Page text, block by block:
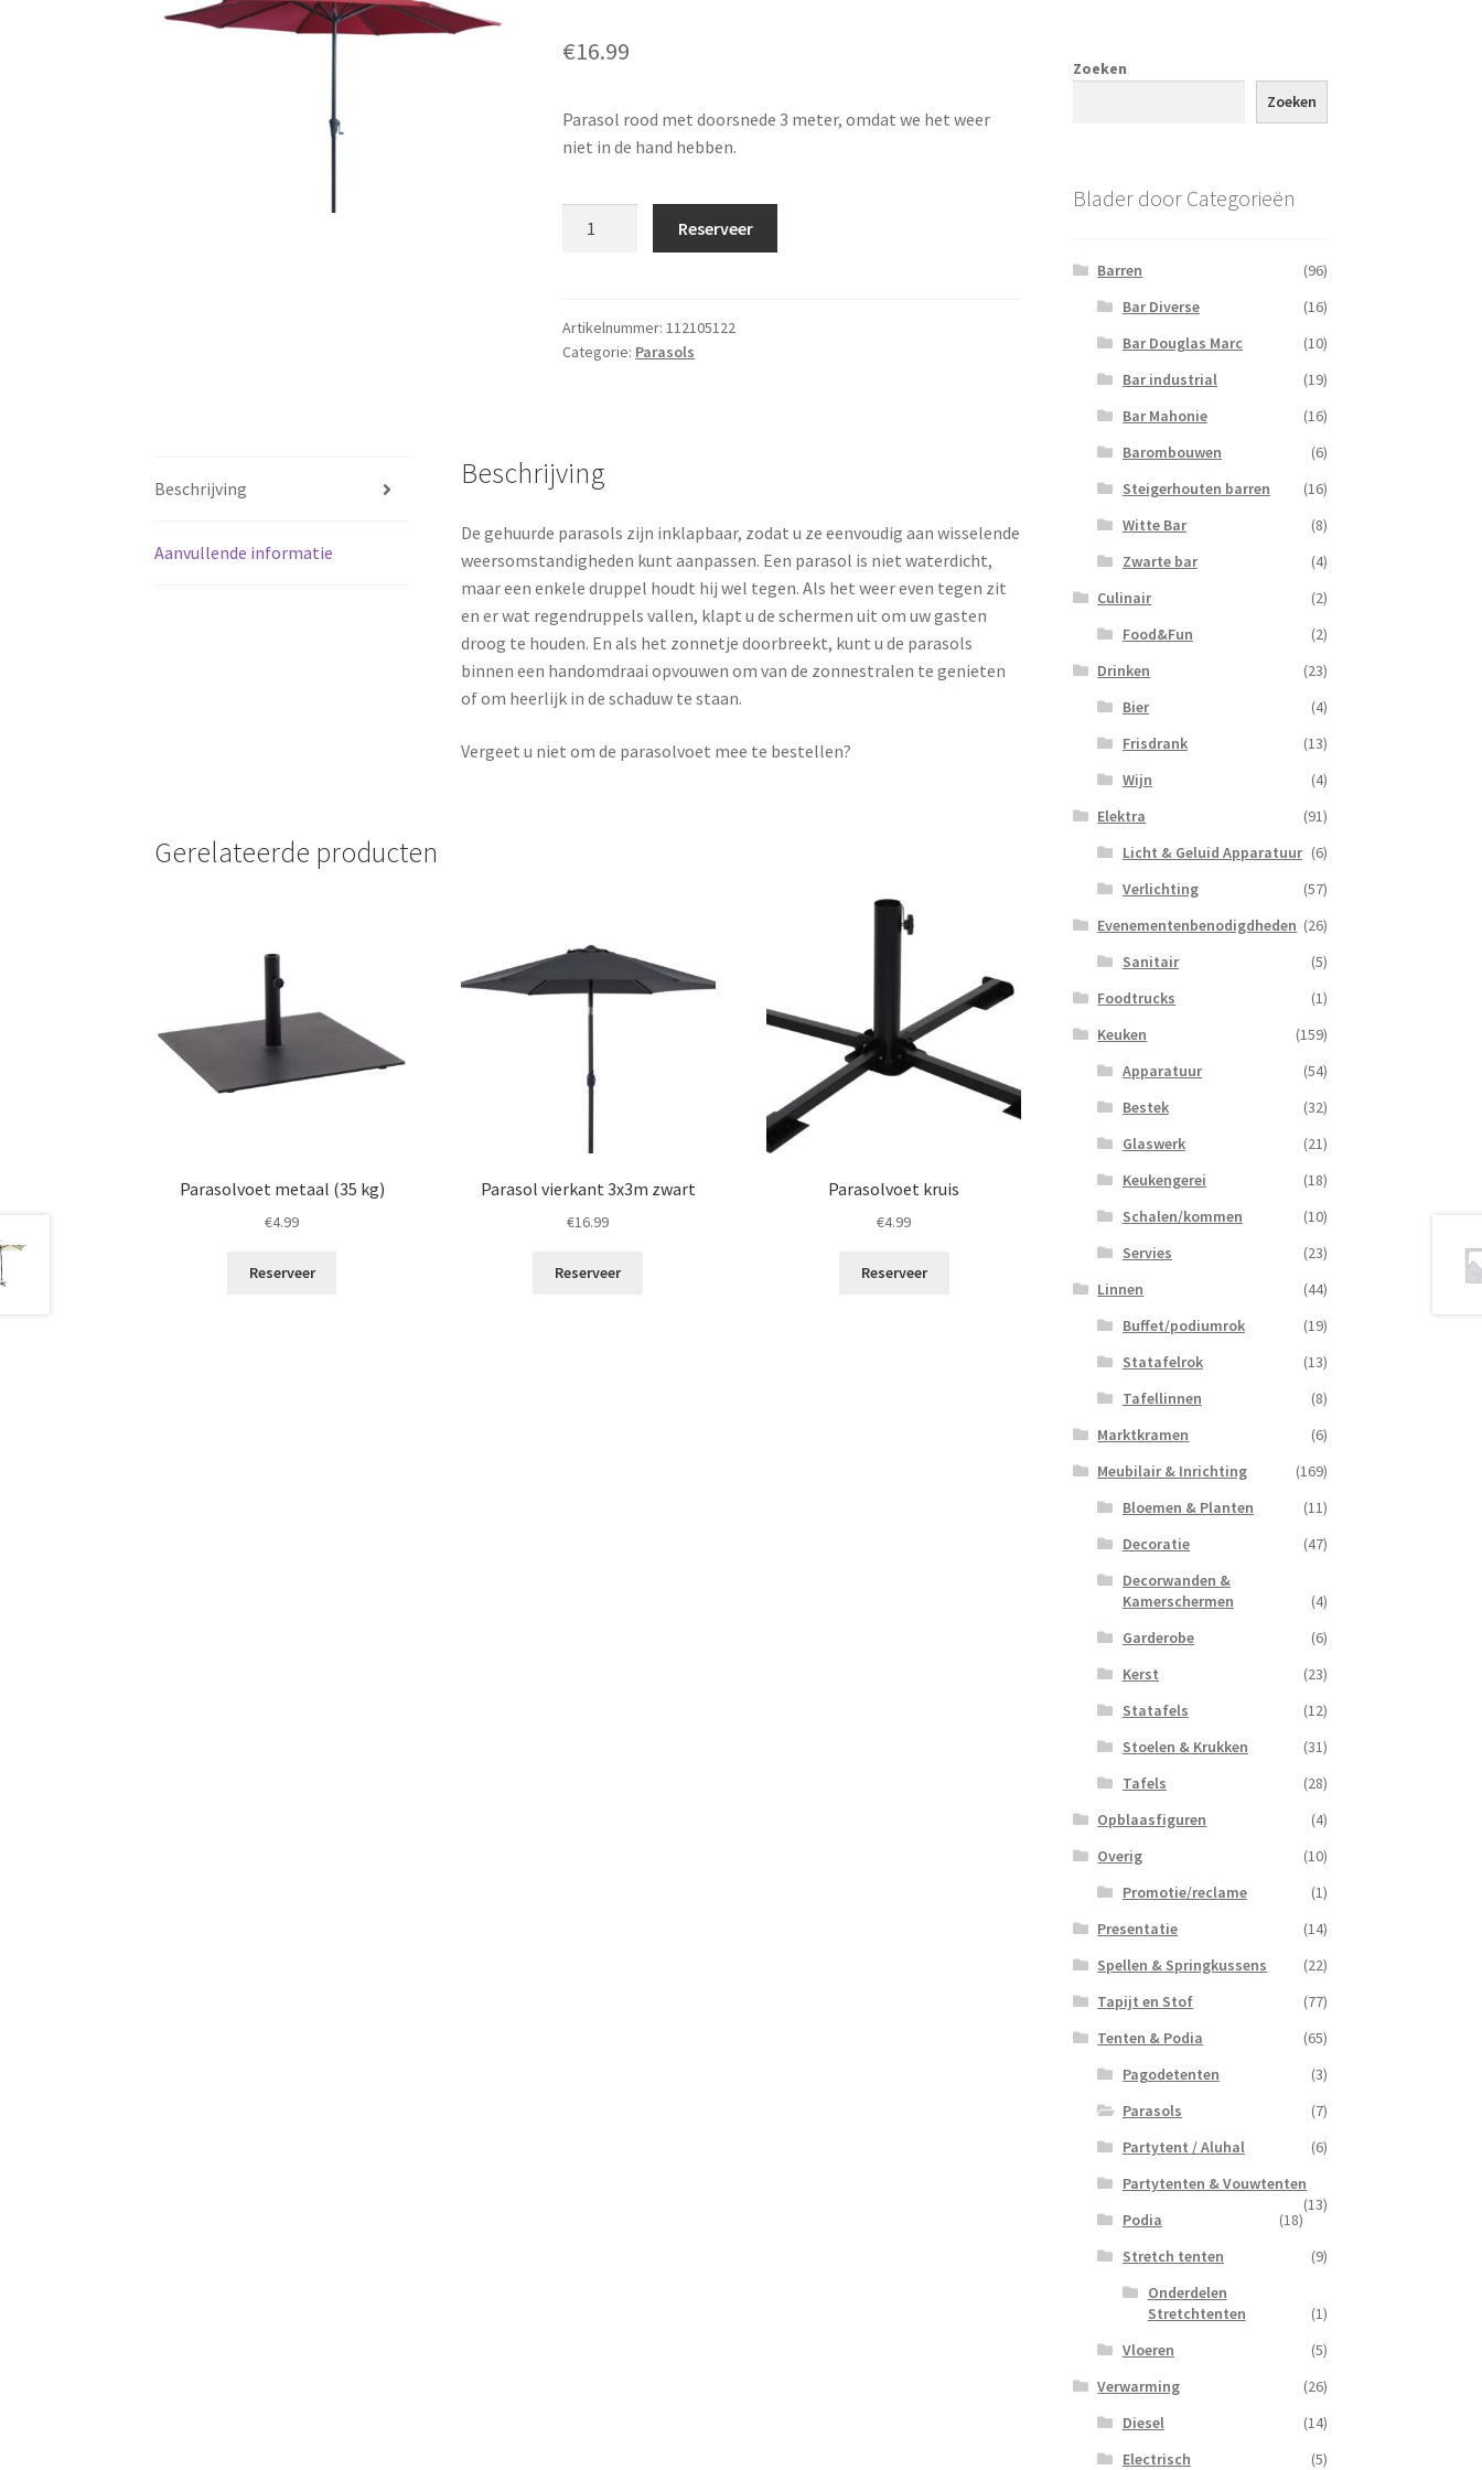
€16.99
Parasol rood met doorsnede 3 meter, omdat we het weer
niet in de hand hebben.
aantal
Reserveer
Artikelnummer:112105122
Categorie: Parasols
Beschrijving
Aanvullende informatie
Beschrijving
De gehuurde parasols zijn inklapbaar, zodat u ze eenvoudig aan wisselende
weersomstandigheden kunt aanpassen. Een parasol is niet waterdicht,
maar een enkele druppel houdt hij wel tegen. Als het weer even tegen zit
en er wat regendruppels vallen, klapt u de schermen uit om uw gasten
droog te houden. En als het zonnetje doorbreekt, kunt u de parasols
binnen een handomdraai opvouwen om van de zonnestralen te genieten
of om heerlijk in de schaduw te staan.
Vergeet u niet om de parasolvoet mee te bestellen?
Gerelateerde producten
Parasolvoet metaal (35 kg)
€4.99
Reserveer
Parasol vierkant 3x3m zwart
€16.99
Reserveer
Parasolvoet kruis
€4.99
Reserveer
Zoeken
Zoeken
Blader door Categorieën
Barren
(96)
Bar Diverse
(16)
Bar Douglas Marc
(10)
Bar industrial
(19)
Bar Mahonie
(16)
Barombouwen
(6)
Steigerhouten barren
(16)
Witte Bar
(8)
Zwarte bar
(4)
Culinair
(2)
Food&Fun
(2)
Drinken
(23)
Bier
(4)
Frisdrank
(13)
Wijn
(4)
Elektra
(91)
Licht & Geluid Apparatuur (6)
Verlichting
(57)
Evenementenbenodigdheden (26)
Sanitair
(5)
Foodtrucks
(1)
Keuken
(159)
Apparatuur
(54)
Bestek
(32)
Glaswerk
(21)
Keukengerei
(18)
Schalen/kommen
(10)
Servies
(23)
Linnen
(44)
Buffet/podiumrok
(19)
Statafelrok
(13)
Tafellinnen
(8)
Marktkramen
(6)
Meubilair & Inrichting
(169)
Bloemen & Planten
(11)
Decoratie
(47)
Decorwanden &
Kamerschermen
(4)
Garderobe
(6)
Kerst
(23)
Statafels
(12)
Stoelen & Krukken
(31)
Tafels
(28)
Opblaasfiguren
(4)
Overig
(10)
Promotie/reclame
(1)
Presentatie
(14)
Spellen & Springkussens
(22)
Tapijt en Stof
(77)
Tenten & Podia
(65)
Pagodetenten
(3)
Parasols
(7)
Partytent / Aluhal
(6)
Partytenten & Vouwtenten
(13)
Podia
(18)
Stretch tenten
(9)
Onderdelen
Stretchtenten
(1)
Vloeren
(5)
Verwarming
(26)
Diesel
(14)
Electrisch
(5)